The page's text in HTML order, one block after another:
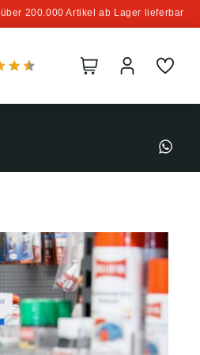
über 200.000 Artikel ab Lager lieferbar